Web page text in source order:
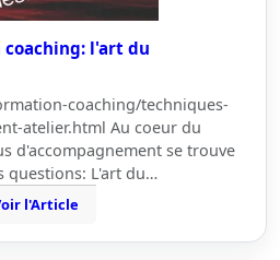
l'art du
coaching/techniques-
atelier.html Au coeur du
d'accompagnement se trouve
questions: L'art du…
l'Article